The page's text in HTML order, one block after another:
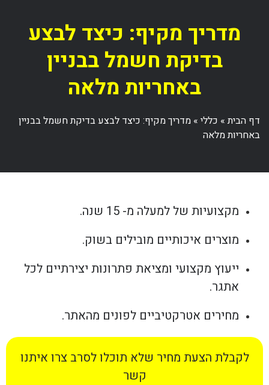
מדריך מקיף: כיצד לבצע
בדיקת חשמל בבניין
באחריות מלאה
דף הבית» כללי» מדריך מקיף: כיצד לבצע בדיקת חשמל בבניין
באחריות מלאה
מקצועיות של למעלה מ- 15 שנה.
מוצרים איכותיים מובילים בשוק.
ייעוץ מקצועי ומציאת פתרונות יצירתיים לכל
אתגר.
מחירים אטרקטיביים לפונים מהאתר.
לקבלת הצעת מחיר שלא תוכלו לסרב צרו איתנו
קשר